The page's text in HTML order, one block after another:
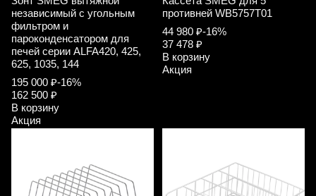
независимый с угольным
фильтром и
пароконденсатором для
печей серии ALFA420, 425,
625, 1035, 144
195 000 ₽-16%
162 500 ₽
В корзину
Акция
противней WB5757T01
44 980 ₽-16%
37 478 ₽
В корзину
Акция